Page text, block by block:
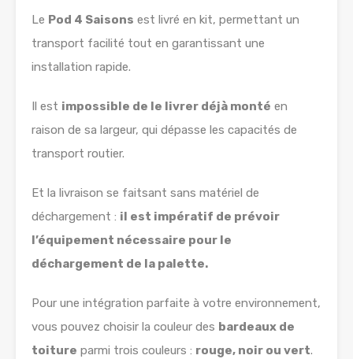
Le Pod 4 Saisons est livré en kit, permettant un
transport facilité tout en garantissant une
installation rapide.
Il est impossible de le livrer déjà monté en
raison de sa largeur, qui dépasse les capacités de
transport routier.
Et la livraison se faitsant sans matériel de
déchargement : il est impératif de prévoir
l’équipement nécessaire pour le
déchargement de la palette.
Pour une intégration parfaite à votre environnement,
vous pouvez choisir la couleur des bardeaux de
toiture parmi trois couleurs : rouge, noir ou vert.